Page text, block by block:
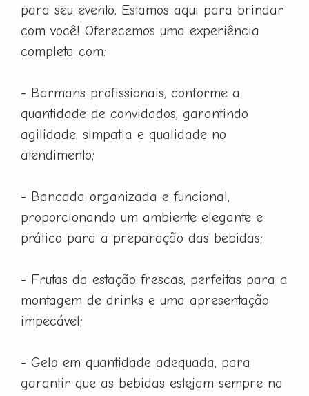
para seu evento. Estamos aqui para brindar
com você! Oferecemos uma experiência
completa com:
- Barmans profissionais, conforme a
quantidade de convidados, garantindo
agilidade, simpatia e qualidade no
atendimento;
- Bancada organizada e funcional,
proporcionando um ambiente elegante e
prático para a preparação das bebidas;
- Frutas da estação frescas, perfeitas para a
montagem de drinks e uma apresentação
impecável;
- Gelo em quantidade adequada, para
garantir que as bebidas estejam sempre na